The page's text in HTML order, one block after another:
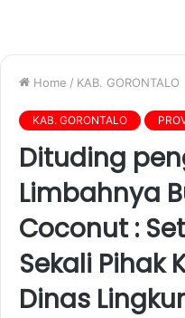
Home / KAB. GORONTALO
KAB. GORONTALO
Dituding
Limbahnya
Coconut :
Sekali Pihak
Dinas